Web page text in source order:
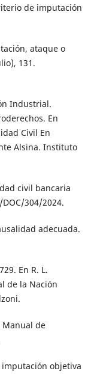
de imputación
ataque o
131.
Industrial.
En
Civil En
Alsina. Instituto
civil bancaria
304/2024.
adecuada.
En R. L.
de la Nación
Manual de
imputación objetiva